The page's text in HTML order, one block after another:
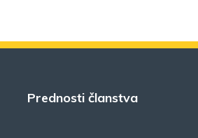
Prednosti članstva